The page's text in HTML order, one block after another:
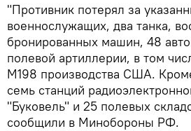
"Противник потерял за
военнослужащих, два танка,
бронированных машин, 48
полевой артиллерии, в том
М198 производства США.
семь станций
"Буковель" и 25 полевых
сообщили в Минобороны РФ.